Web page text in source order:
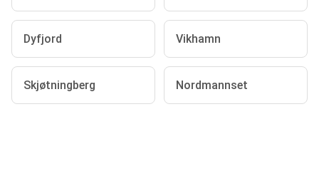
Dyfjord Vikhamn
Skjøtningberg Nordmannset